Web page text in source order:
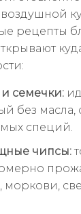
рецепты
семечки:
без масла,
специй.
чипсы:
моркови,